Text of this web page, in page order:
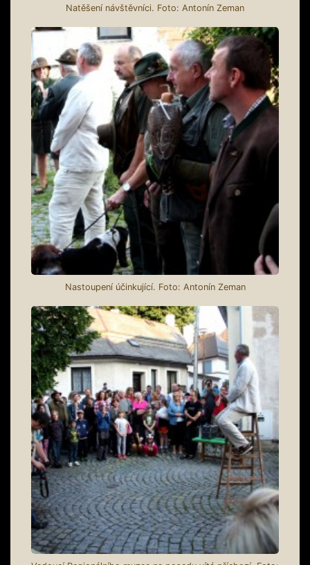
Natěšení návštěvníci. Foto: Antonín Zeman
Nastoupení účinkující. Foto: Antonín Zeman